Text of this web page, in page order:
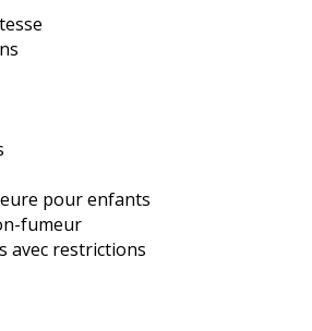
pour enfants
fumeur
avec restrictions